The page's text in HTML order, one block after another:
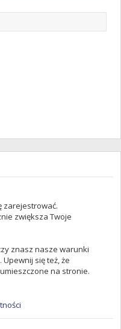
zarejestrować.
zwiększa Twoje
znasz nasze warunki
się też, że
na stronie.